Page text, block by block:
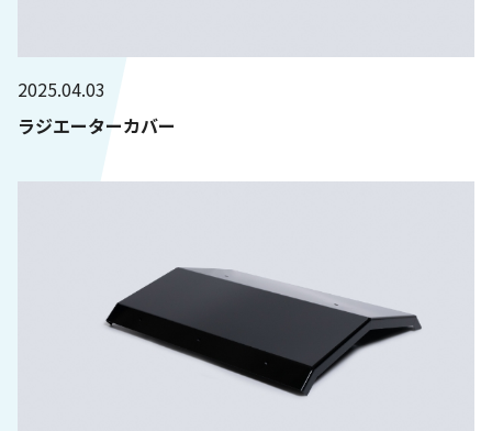
2025.04.03
ラジエーターカバー